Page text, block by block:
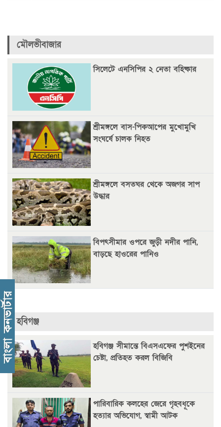
তারেক রহমানের নেতৃত্বে পূর্ণ আস্থা যুক্তরাষ্ট্রের :
আগস্টে দুই দফায় ৮ দিনের ছুটির সুযোগ
চাকরিজীবীদের
‘ভালো লেখক হতে হলে আগে ভালো পাঠক হতে হবে’: কুলাউড়ায়
মোস্তফা মামুন
উত্তেজনার মধ্যে সিলেটে ৫ প্লাটুন বিজিবি
মোতায়েন
সিলেটে যুবককে ঘর থেকে ডেকে নিয়ে
খুন
সিলেটে বাসা থেকে অবসরপ্রাপ্ত পুলিশ কর্মকর্তার মরদেহ
উদ্ধার
দক্ষিণ সুরমায় গ্যাস সিলিন্ডার গোডাউনে ভয়াবহ
বিস্ফোরণ
ইউপি সদস্যের বিরুদ্ধে ‘মিথ্যা ও ষড়যন্ত্রমূলক’ মামলার প্রতিবাদে
মানববন্ধন
প্রত্যাহার
জুলাই সনদ মেনে নিন, না হলে এদেশের মানুষ মুক্তির পথে:
জামায়াত আমির
মৌলভীবাজার
সিলেটে এনসিপির ২ নেতা বহিষ্কার
শ্রীমঙ্গলে বাস-পিকআপের মুখোমুখি
সংঘর্ষে চালক নিহত
শ্রীমঙ্গলে বসতঘর থেকে অজগর সাপ
উদ্ধার
বিপৎসীমার ওপরে জুড়ী নদীর পানি,
বাড়ছে হাওরের পানিও
হবিগঞ্জ
হবিগঞ্জ সীমান্তে বিএসএফের পুশইনের
চেষ্টা, প্রতিহত করল বিজিবি
পারিবারিক কলহের জেরে গৃহবধূকে
হত্যার অভিযোগ, স্বামী আটক